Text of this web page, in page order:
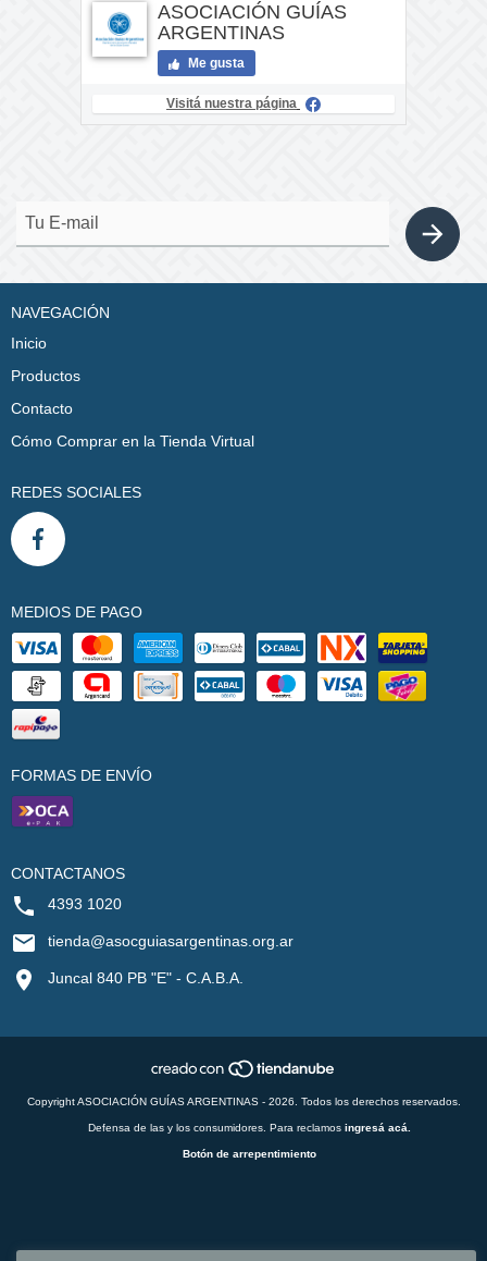
ASOCIACIÓN GUÍAS
ARGENTINAS
Me gusta
Visitá nuestra página
NAVEGACIÓN
Inicio
Productos
Contacto
Cómo Comprar en la Tienda Virtual
REDES SOCIALES
MEDIOS DE PAGO
FORMAS DE ENVÍO
CONTACTANOS
4393 1020
tienda@asocguiasargentinas.org.ar
Juncal 840 PB "E" - C.A.B.A.
Copyright ASOCIACIÓN GUÍAS ARGENTINAS - 2026. Todos los derechos reservados.
Defensa de las y los consumidores. Para reclamos ingresá acá.
Botón de arrepentimiento